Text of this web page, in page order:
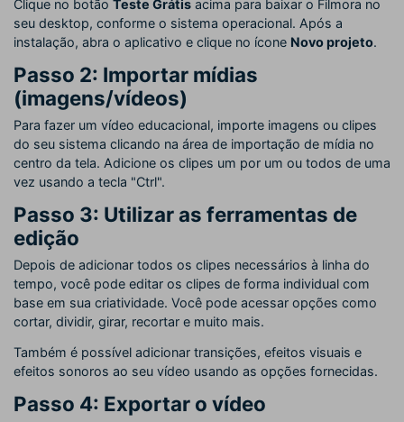
Clique no botão Teste Grátis acima para baixar o Filmora no
seu desktop, conforme o sistema operacional. Após a
instalação, abra o aplicativo e clique no ícone Novo projeto.
Passo 2: Importar mídias
(imagens/vídeos)
Para fazer um vídeo educacional, importe imagens ou clipes
do seu sistema clicando na área de importação de mídia no
centro da tela. Adicione os clipes um por um ou todos de uma
vez usando a tecla "Ctrl".
Passo 3: Utilizar as ferramentas de
edição
Depois de adicionar todos os clipes necessários à linha do
tempo, você pode editar os clipes de forma individual com
base em sua criatividade. Você pode acessar opções como
cortar, dividir, girar, recortar e muito mais.
Também é possível adicionar transições, efeitos visuais e
efeitos sonoros ao seu vídeo usando as opções fornecidas.
Passo 4: Exportar o vídeo